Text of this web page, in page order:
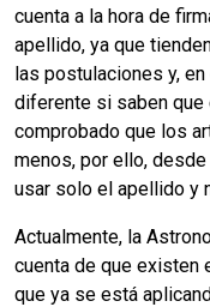
cuenta a la hora de
apellido, ya que
las postulaciones y,
diferente si saben que
comprobado que los
menos, por ello,
usar solo el apellido y
Actualmente, la
cuenta de que
que ya se está